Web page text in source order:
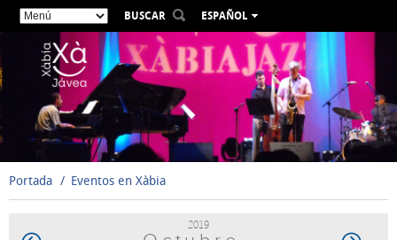
BUSCAR
ESPAÑOL
VALENCIÀ
ENGLISH
DEUTSCH
РУССКИЙ
Portada Eventos en Xàbia
2019